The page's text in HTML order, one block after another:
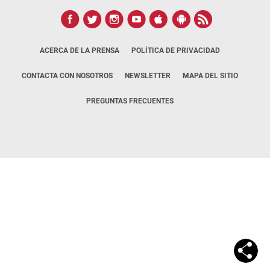
ACERCA DE LA PRENSA POLÍTICA DE PRIVACIDAD
CONTACTA CON NOSOTROS NEWSLETTER MAPA DEL SITIO
PREGUNTAS FRECUENTES